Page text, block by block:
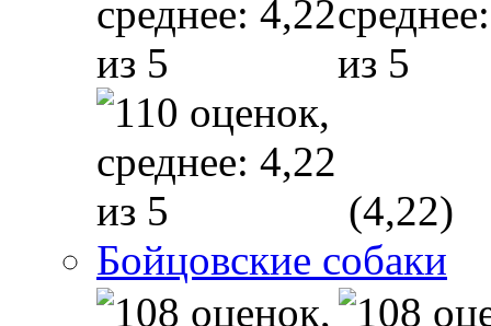
(4,22)
Бойцовские собаки